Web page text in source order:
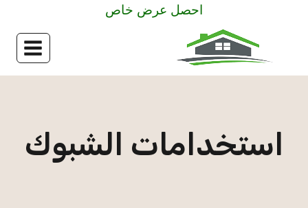
احصل عرض خاص
استخدامات الشبوك